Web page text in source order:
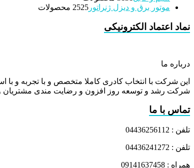
موتور برق و دیزل ژنراتور
2525 محصولات
نماد اعتماد الکترونیکی
درباره ما
این شرکت با انتخاب کادری کاملا متخصص و با تجربه و با
شرکت رشد و توسعه روز افزون و رضایت مندی مشتریان
تماس با ما
تلفن : 04436256112
تلفن : 04436241272
همراه : 09141637458